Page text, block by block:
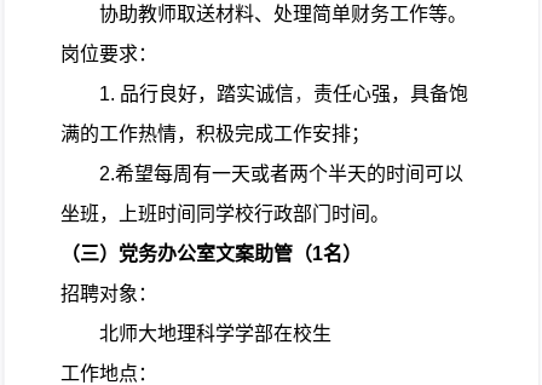
协助教师取送材料、处理简单财务工作等。
岗位要求：
1. 品行良好，踏实诚信， 责任心强，具备饱
满的工作热情，积极完成工作安排；
2.希望每周有一天或者两个半天的时间可以
坐班，上班时间同学校行政部门时间。
（三）党务办公室文案助管（1名）
招聘对象：
北师大地理科学学部在校生
工作地点：